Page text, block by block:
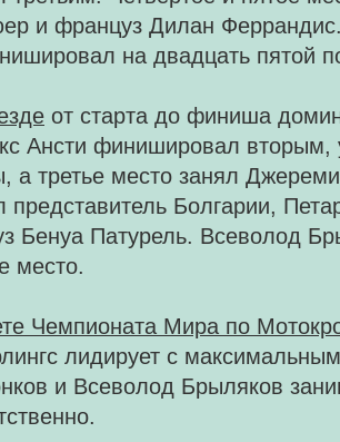
и француз Дилан
на двадцать пятой
от старта до финиша
Ансти финишировал вторым,
а третье место занял
Болгарии,
Бенуа Патурель. Всеволод
место.
Чемпионата Мира по
лидирует с
и Всеволод Брыляков